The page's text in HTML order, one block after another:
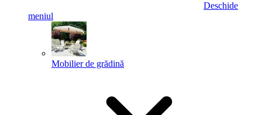
Deschide
meniul
Mobilier de grădină